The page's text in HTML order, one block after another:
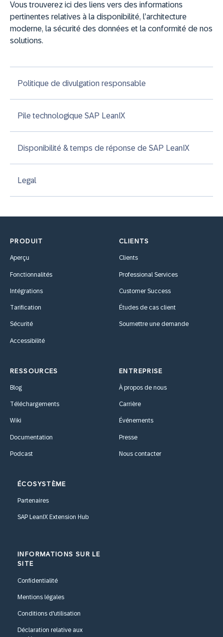
Vous trouverez ici des liens vers des informations
pertinentes relatives à la disponibilité, l’architecture
moderne, la sécurité des données et la conformité de nos
solutions.
Politique de divulgation responsable
Pile technologique SAP LeanIX
Disponibilité & temps de réponse de SAP LeanIX
Legal
PRODUIT
Aperçu
Fonctionnalités
Intégrations
Tarification
Sécurité
Accessibilité
CLIENTS
Clients
Professional Services
Customer Success
Études de cas client
Soumettre une demande
RESSOURCES
Blog
Téléchargements
Wiki
Documentation
Podcast
ENTREPRISE
À propos de nous
Carrière
Événements
Presse
Nous contacter
ÉCOSYSTÈME
Partenaires
SAP LeanIX Extension Hub
INFORMATIONS SUR LE
SITE
Confidentialité
Mentions légales
Conditions d'utilisation
Déclaration relative aux